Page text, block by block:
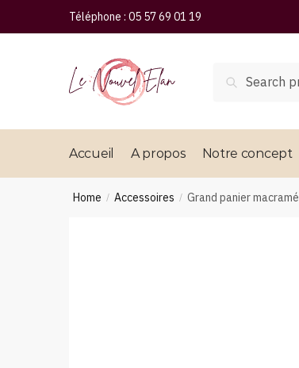
Téléphone : 05 57 69 01 19
Search
Accueil A propos Notre concept
Home / Accessoires / Grand panier macramé